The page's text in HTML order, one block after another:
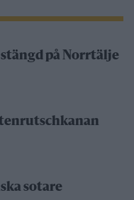
på Norrtälje
sotare